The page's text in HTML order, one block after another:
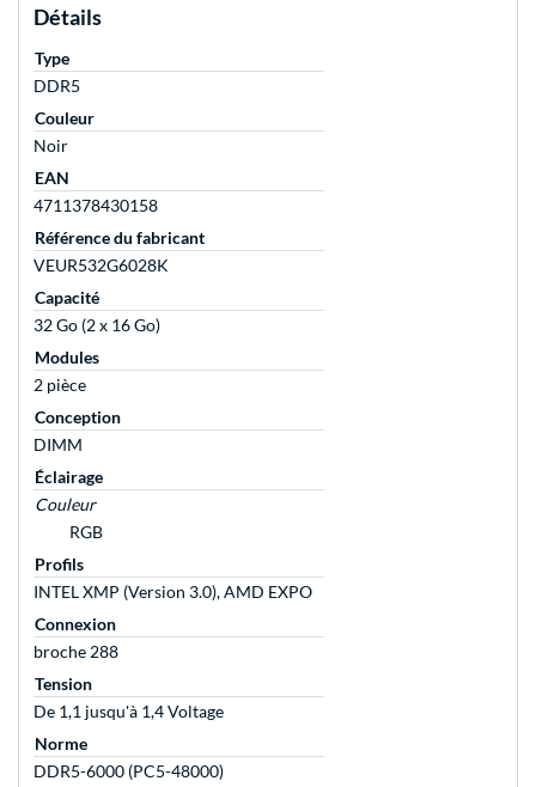
Détails
Type
DDR5
Couleur
Noir
EAN
4711378430158
Référence du fabricant
VEUR532G6028K
Capacité
32 Go (2 x 16 Go)
Modules
2 pièce
Conception
DIMM
Éclairage
Couleur
RGB
Profils
INTEL XMP (Version 3.0), AMD EXPO
Connexion
broche 288
Tension
De 1,1 jusqu'à 1,4 Voltage
Norme
DDR5-6000 (PC5-48000)